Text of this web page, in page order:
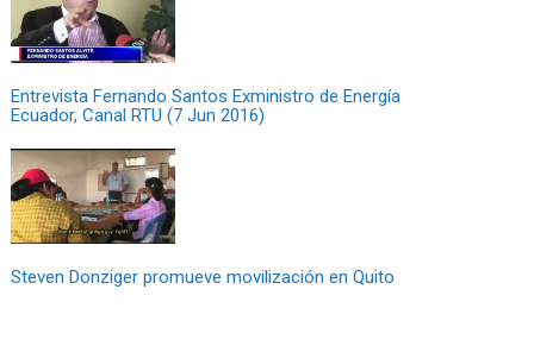
Entrevista Fernando Santos Exministro de Energía
Ecuador, Canal RTU (7 Jun 2016)
Steven Donziger promueve movilización en Quito